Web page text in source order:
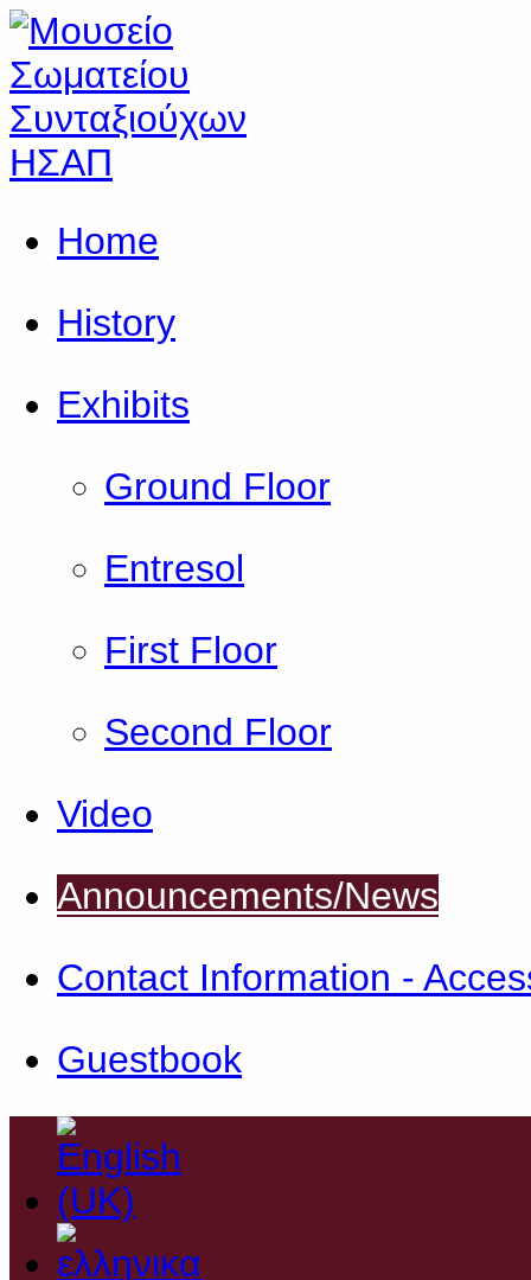
Home
History
Exhibits
Ground Floor
Εntresol
First Floor
Second Floor
Video
Announcements/News
Contact Information -
Guestbook